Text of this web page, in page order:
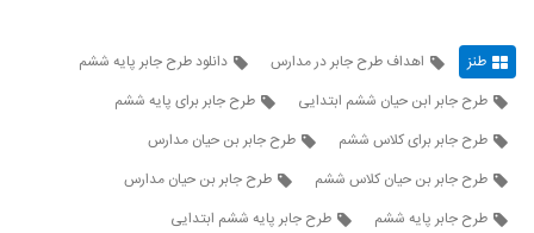
طنز اهداف طرح جابر در مدارس
دانلود طرح جابر پایه ششم
طرح جابر ابن حیان ششم ابتدایی
طرح جابر برای پایه ششم
طرح جابر برای کلاس ششم
طرح جابر بن حيان مدارس
طرح جابر بن حیان کلاس ششم
طرح جابر بن حیان مدارس
طرح جابر پایه ششم
طرح جابر پایه ششم ابتدایی